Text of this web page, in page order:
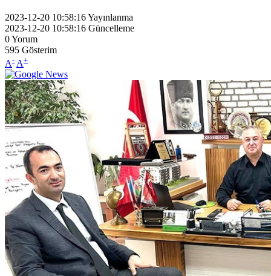
2023-12-20 10:58:16Yayınlanma
2023-12-20 10:58:16 Güncelleme
0Yorum
595 Gösterim
A- A+